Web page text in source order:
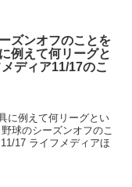
ズンオフのことを
例えて何リーグと
ディア11/17のこ
に例えて何リーグとい
球のシーズンオフのこ
17 ライフメディアほ